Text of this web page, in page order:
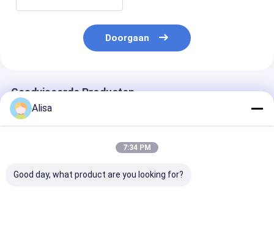
Doorgaan
Geadviseerde Producten
Alisa
7:34 PM
Good day, what product are you looking for?